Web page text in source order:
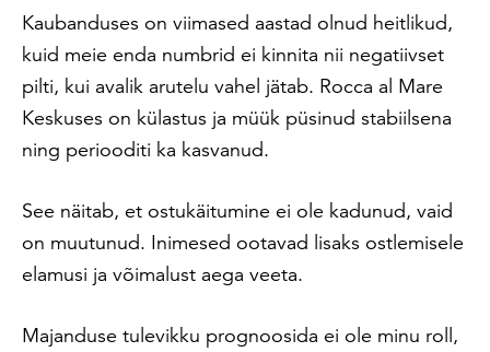
Kaubanduses on viimased aastad olnud heitlikud,
kuid meie enda numbrid ei kinnita nii negatiivset
pilti, kui avalik arutelu vahel jätab. Rocca al Mare
Keskuses on külastus ja müük püsinud stabiilsena
ning periooditi ka kasvanud.
See näitab, et ostukäitumine ei ole kadunud, vaid
on muutunud. Inimesed ootavad lisaks ostlemisele
elamusi ja võimalust aega veeta.
Majanduse tulevikku prognoosida ei ole minu roll,